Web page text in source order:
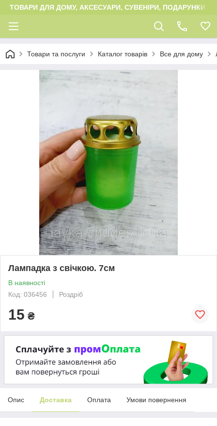
ТОВАРИ ДЛЯ ДОМУ, АКСЕСУАРИ, СУВЕНІРИ, ПОДАРУНКИ
Товари та послуги Каталог товарів Все для дому
Лампадка з свічкою. 7см
В наявності
Код: 036456
Роздріб
15 ₴
Опис Доставка Оплата Умови повернення